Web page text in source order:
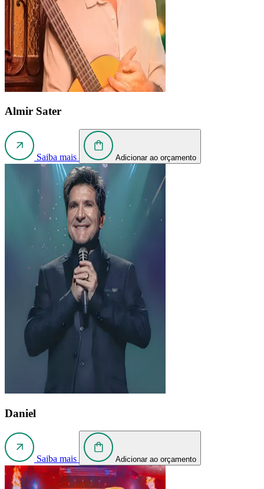
Almir Sater
Saiba mais Adicionar ao orçamento
Daniel
Saiba mais Adicionar ao orçamento